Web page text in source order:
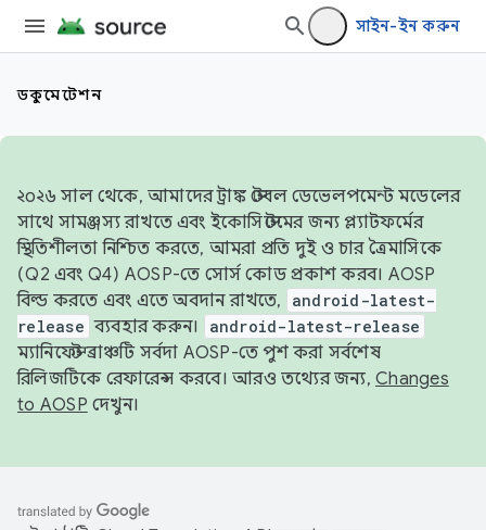
সাইন-ইন করুন
ডকুমেন্টেশন
২০২৬ সাল থেকে, আমাদের ট্রাঙ্ক স্টেবল ডেভেলপমেন্ট মডেলের
সাথে সামঞ্জস্য রাখতে এবং ইকোসিস্টেমের জন্য প্ল্যাটফর্মের
স্থিতিশীলতা নিশ্চিত করতে, আমরা প্রতি দুই ও চার ত্রৈমাসিকে
(Q2 এবং Q4) AOSP-তে সোর্স কোড প্রকাশ করব। AOSP
বিল্ড করতে এবং এতে অবদান রাখতে,
android-latest-
release ব্যবহার করুন। android-latest-release
ম্যানিফেস্ট ব্রাঞ্চটি সর্বদা AOSP-তে পুশ করা সর্বশেষ
রিলিজটিকে রেফারেন্স করবে। আরও তথ্যের জন্য, Changes
to AOSP দেখুন।